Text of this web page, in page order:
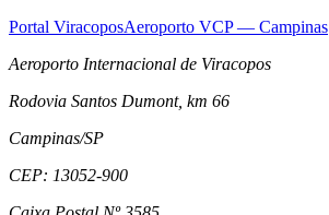
Portal ViracoposAeroporto VCP — Campinas
Aeroporto Internacional de Viracopos
Rodovia Santos Dumont, km 66
Campinas/SP
CEP: 13052-900